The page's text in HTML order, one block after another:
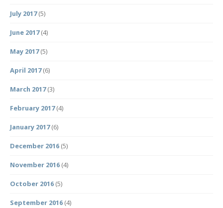
July 2017(5)
June 2017(4)
May 2017(5)
April 2017(6)
March 2017(3)
February 2017(4)
January 2017(6)
December 2016 (5)
November 2016 (4)
October 2016 (5)
September 2016 (4)